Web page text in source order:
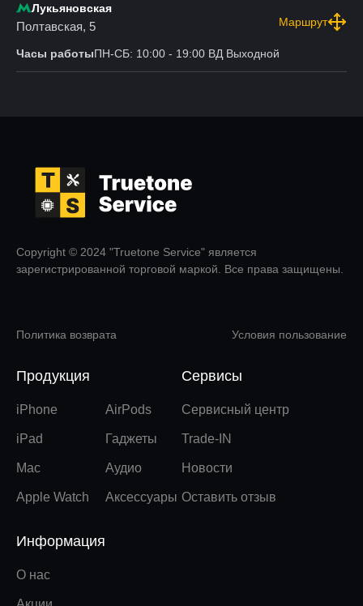
Лукьяновская
Полтавская, 5 Маршрут
Часы работыПН-СБ: 10:00 - 19:00 ВД Выходной
Copyright © 2024 "Truetone Service" является
зарегистрированной торговой маркой. Все права защищены.
Политика возврата Условия пользование
Продукция
iPhone
iPad
Mac
Apple Watch
AirPods
Гаджеты
Аудио
Аксессуары
Сервисы
Сервисный центр
Trade-IN
Новости
Оставить отзыв
Информация
О нас